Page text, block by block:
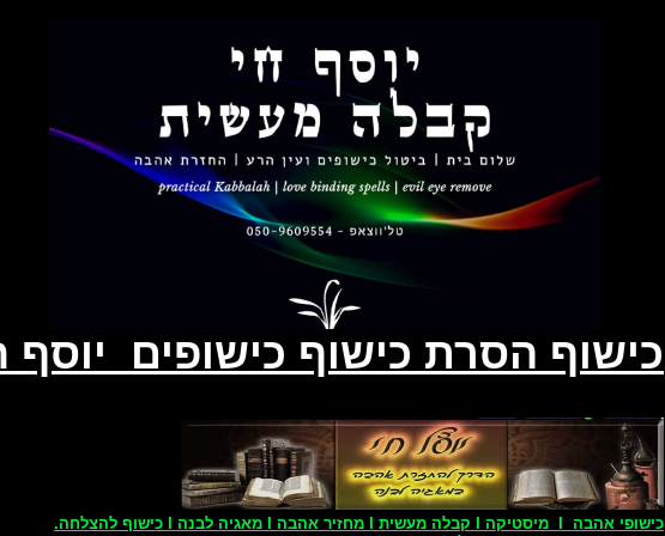
כישוף הסרת כישוף כישופים יוסף
כישופי אהבה I מיסטיקה I קבלה מעשית I מחזיר אהבה I מאגיה לבנה I כישוף להצלחה.